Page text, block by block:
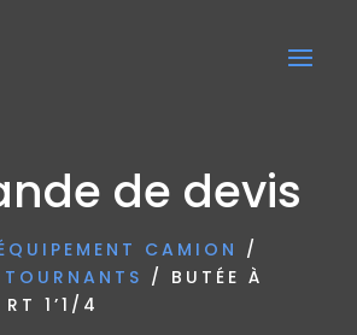
de devis
CAMION /
/ BUTÉE À
1’1/4